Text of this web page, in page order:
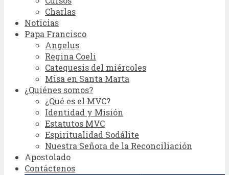
Charlas
Noticias
Papa Francisco
Angelus
Regina Coeli
Catequesis del miércoles
Misa en Santa Marta
¿Quiénes somos?
¿Qué es el MVC?
Identidad y Misión
Estatutos MVC
Espiritualidad Sodálite
Nuestra Señora de la Reconciliación
Apostolado
Contáctenos